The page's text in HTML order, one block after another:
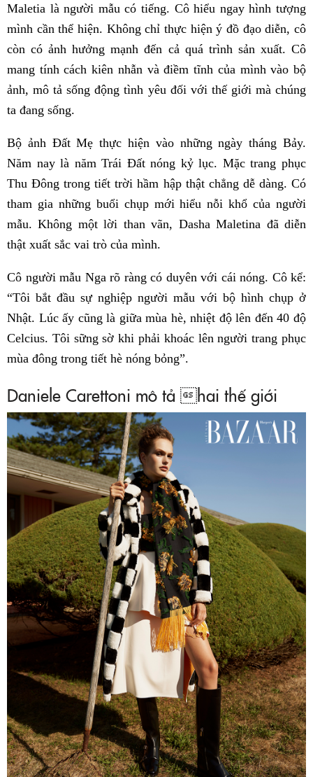
Maletia là người mẫu có tiếng. Cô hiểu ngay hình tượng
mình cần thể hiện. Không chỉ thực hiện ý đồ đạo diễn, cô
còn có ảnh hưởng mạnh đến cả quá trình sản xuất. Cô
mang tính cách kiên nhẫn và điềm tĩnh của mình vào bộ
ảnh, mô tả sống động tình yêu đối với thế giới mà chúng
ta đang sống.
Bộ ảnh Đất Mẹ thực hiện vào những ngày tháng Bảy.
Năm nay là năm Trái Đất nóng kỷ lục. Mặc trang phục
Thu Đông trong tiết trời hầm hập thật chẳng dễ dàng. Có
tham gia những buổi chụp mới hiểu nỗi khổ của người
mẫu. Không một lời than vãn, Dasha Maletina đã diễn
thật xuất sắc vai trò của mình.
Cô người mẫu Nga rõ ràng có duyên với cái nóng. Cô kể:
“Tôi bắt đầu sự nghiệp người mẫu với bộ hình chụp ở
Nhật. Lúc ấy cũng là giữa mùa hè, nhiệt độ lên đến 40 độ
Celcius. Tôi sững sờ khi phải khoác lên người trang phục
mùa đông trong tiết hè nóng bỏng”.
Daniele Carettoni mô tả hai thế giới